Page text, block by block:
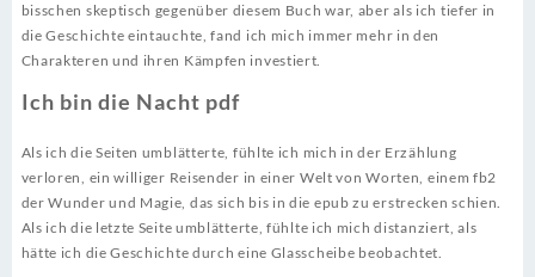
bisschen skeptisch gegenüber diesem Buch war, aber als ich tiefer in
die Geschichte eintauchte, fand ich mich immer mehr in den
Charakteren und ihren Kämpfen investiert.
Ich bin die Nacht pdf
Als ich die Seiten umblätterte, fühlte ich mich in der Erzählung
verloren, ein williger Reisender in einer Welt von Worten, einem fb2
der Wunder und Magie, das sich bis in die epub zu erstrecken schien.
Als ich die letzte Seite umblätterte, fühlte ich mich distanziert, als
hätte ich die Geschichte durch eine Glasscheibe beobachtet.